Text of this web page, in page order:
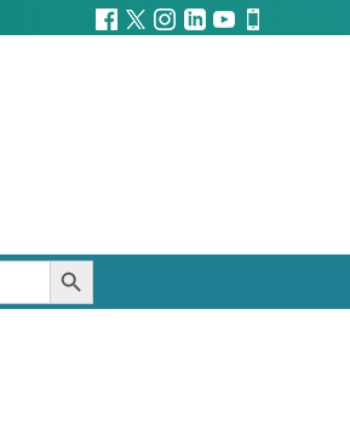
SEARCH BUTTON